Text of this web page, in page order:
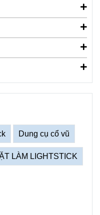
Dung cụ cổ vũ
LÀM LIGHTSTICK